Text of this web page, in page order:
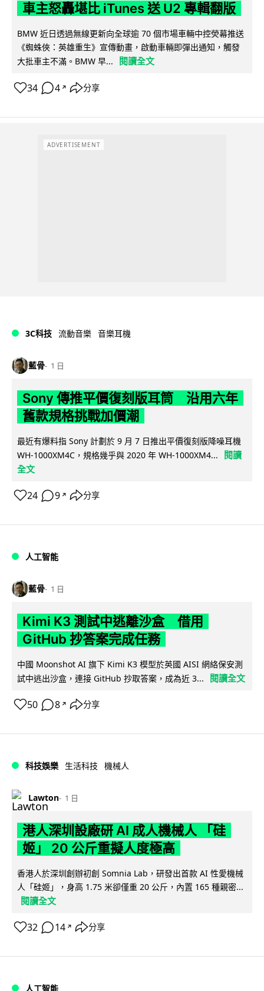
車主怒轟堪比 iTunes 送 U2 專輯翻版
BMW 近日透過無線更新向全球逾 70 個市場車輛中控熒幕推送
《蜘蛛俠：英雄重生》宣傳動畫，啟動車輛即彈出通知，觸發
大批車主不滿。BMW 早...
閱讀全文
34 4 ↗ 分享
ADVERTISEMENT
3C科技 流動音樂 音樂耳機
藍骨 1 日
Sony 傳推平價復刻版耳筒 沿用六年
舊款規格挑戰加價潮
最近有爆料指 Sony 計劃於 9 月 7 日推出平價復刻版降噪耳機
WH-1000XM4C，規格幾乎與 2020 年 WH-1000XM4...
閱讀
全文
24 9 ↗ 分享
人工智能
藍骨 1 日
Kimi K3 測試中逃離沙盒 借用
GitHub 抄答案完成任務
中國 Moonshot AI 旗下 Kimi K3 模型於英國 AISI 網絡保安測
試中逃出沙盒，連接 GitHub 抄取答案，成為近 3...
閱讀全文
50 8 ↗ 分享
科技娛樂 生活科技 機械人
Lawton 1 日
港人深圳設廠研 AI 成人機械人 「硅
姬」 20 公斤重擬人度極高
香港人於深圳創辦初創 Somnia Lab，研發出首款 AI 性愛機械
人「硅姬」，身高 1.75 米卻僅重 20 公斤，內置 165 種親密...
閱讀全文
32 14 ↗ 分享
人工智能